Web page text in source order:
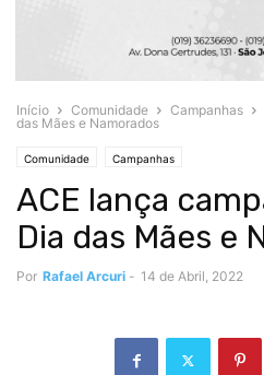
Início Comunidade Campanhas
das Mães e Namorados
Comunidade Campanhas
ACE lança
Dia das Mães e
Por Rafael Arcuri - 14 de Abril, 2022